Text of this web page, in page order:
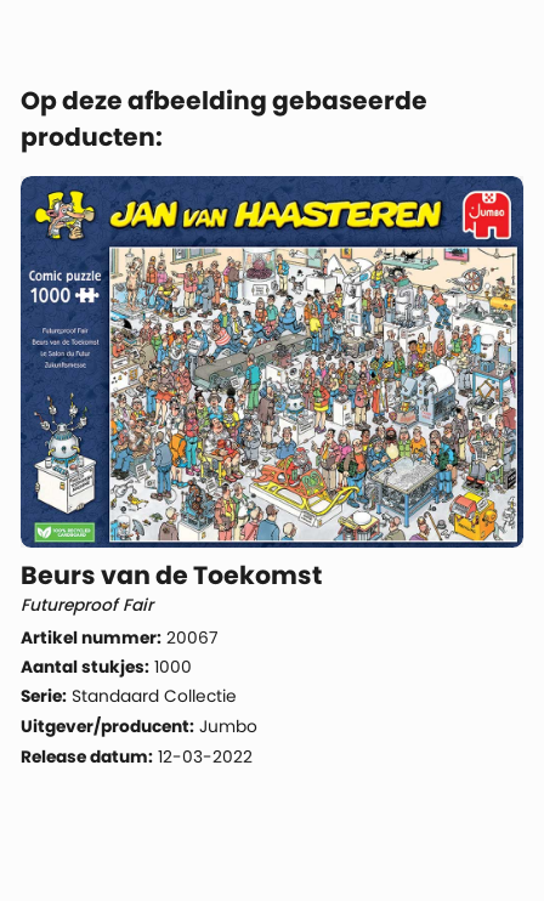
Op deze afbeelding gebaseerde
producten:
Beurs van de Toekomst
Futureproof Fair
Artikel nummer: 20067
Aantal stukjes: 1000
Serie: Standaard Collectie
Uitgever/producent: Jumbo
Release datum: 12-03-2022